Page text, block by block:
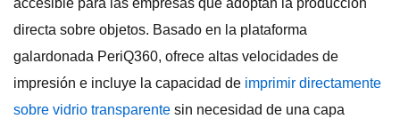
directa sobre objetos. Basado en la plataforma
galardonada PeriQ360, ofrece altas velocidades de
impresión e incluye la capacidad de imprimir directamente
sobre vidrio transparente sin necesidad de una capa